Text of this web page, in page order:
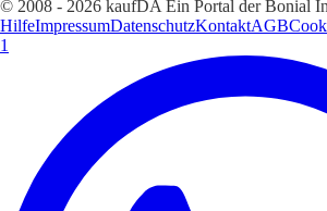
© 2008 - 2026 kaufDA Ein Portal der Bonial
HilfeImpressumDatenschutzKontaktAGB
1